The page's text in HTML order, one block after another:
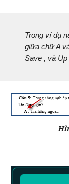
Trong ví dụ
giữa chữ A
Save , và Up